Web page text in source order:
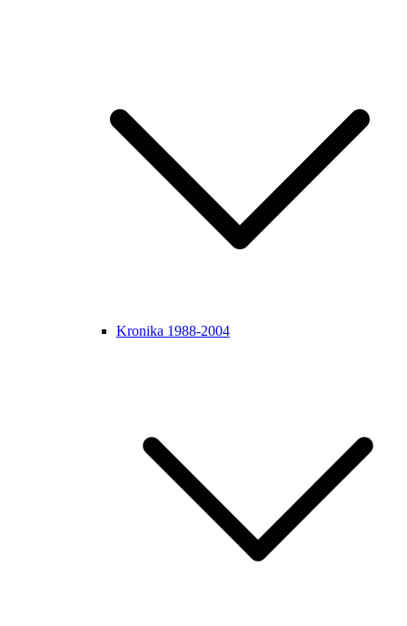
Kronika 1988-2004